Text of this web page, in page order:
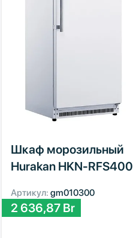
Шкаф морозильный
Hurakan HKN-RFS400
Артикул: gm010300
2 636,87 Br